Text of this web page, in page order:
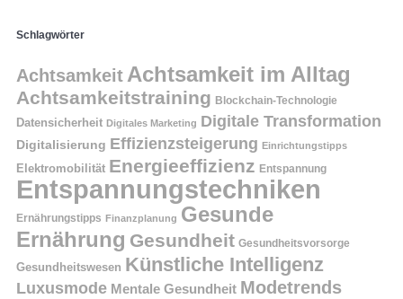
Schlagwörter
Achtsamkeit Achtsamkeit im Alltag
Achtsamkeitstraining Blockchain-Technologie
Datensicherheit Digitales Marketing Digitale Transformation
Digitalisierung Effizienzsteigerung Einrichtungstipps
Elektromobilität Energieeffizienz Entspannung
Entspannungstechniken
Ernährungstipps Finanzplanung Gesunde
Ernährung Gesundheit Gesundheitsvorsorge
Gesundheitswesen Künstliche Intelligenz
Luxusmode Mentale Gesundheit Modetrends